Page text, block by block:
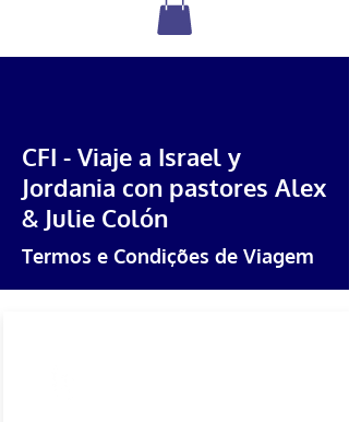
CFI - Viaje a Israel y
Jordania con pastores Alex
& Julie Colón
Termos e Condições de Viagem